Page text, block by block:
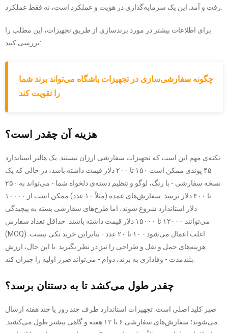
برای اطلاعات بیشتر در مورد برندسازی از طریق تجهیزات، این مطلب را
بررسی کنید:
چگونه سفارشی‌سازی در تجهیزات باشگاه می‌تواند برند شما
را تقویت کند
هزینه آن چقدر است؟
نکته‌ی مهم این است که تجهیزات سفارشی ارزان نیستند. یک هالتر استاندارد
۴۵ پوندی ممکن است ۱۵۰ تا ۲۰۰ دلار قیمت داشته باشد، در حالی که یک
نسخه سفارشی - با رنگ، لوگو و تنظیم دسته‌ی دلخواه شما - می‌تواند به ۲۵۰
تا ۴۰۰ دلار برسد. سفارش‌های عمده (مثلاً ۱۰ عدد) ممکن است از ۱۰۰۰۰
دلار استاندارد شروع شوند، اما طرح‌های سفارشی بسته به پیچیدگی
می‌توانند ۱۲۰۰۰ تا ۱۵۰۰۰ دلار قیمت داشته باشند. حداقل تعداد سفارش
(MOQ) اغلب اعمال می‌شود - ۱۰ تا ۲۰ عدد - بنابراین خرید تکی نیست.
هزینه‌های حمل و نقل و طراحی را نیز در نظر بگیرید. با این حال، ارزش
چقدر طول می‌کشد تا به دستتان برسد؟
صبر کلید اصلی است. تجهیزات استاندارد ظرف چند روز یا چند هفته ارسال
می‌شوند؛ سفارش‌های سفارشی ۶ تا ۱۲ هفته و گاهی بیشتر طول می‌کشند.